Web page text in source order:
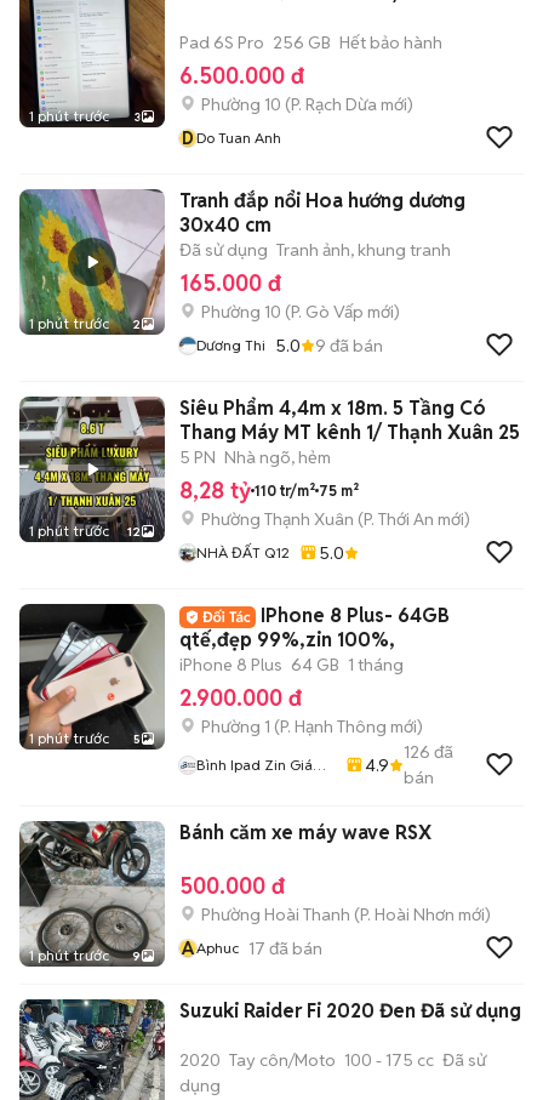
1 phút trước 3
Pad 6S Pro 256 GB Hết bảo hành
6.500.000 đ
Phường 10 (P. Rạch Dừa mới)
DDo Tuan Anh
1 phút trước 2
Tranh đắp nổi Hoa hướng dương
30x40 cm
Đã sử dụng Tranh ảnh, khung tranh
165.000 đ
Phường 10 (P. Gò Vấp mới)
Dương Thi 5.0 9 đã bán
1 phút trước 12
Siêu Phẩm 4,4m x 18m. 5 Tầng Có
Thang Máy MT kênh 1/ Thạnh Xuân 25
5 PN Nhà ngõ, hẻm
8,28 tỷ 110 tr/m² 75 m²
Phường Thạnh Xuân (P. Thới An mới)
NHÀ ĐẤT Q12 5.0
1 phút trước 5
IPhone 8 Plus- 64GB
qtế,đẹp 99%,zin 100%,
iPhone 8 Plus 64 GB 1 tháng
2.900.000 đ
Phường 1 (P. Hạnh Thông mới)
Bình Ipad Zin Giá
4.9
126 đã
bán
1 phút trước 9
Bánh căm xe máy wave RSX
500.000 đ
Phường Hoài Thanh (P. Hoài Nhơn mới)
AAphuc 17 đã bán
Suzuki Raider Fi 2020 Đen Đã sử dụng
2020 Tay côn/Moto 100 - 175 cc Đã sử
dụng